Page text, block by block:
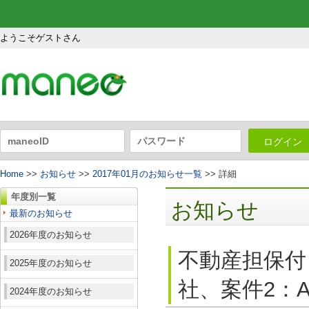
ようこそゲストさん
ログイン
Home >> お知らせ >> 2017年01月のお知らせ一覧 >> 詳細
年度別一覧
最新のお知らせ
2026年度のお知らせ
2025年度のお知らせ
2024年度のお知らせ
お知らせ
不動産担保
社、案件2：